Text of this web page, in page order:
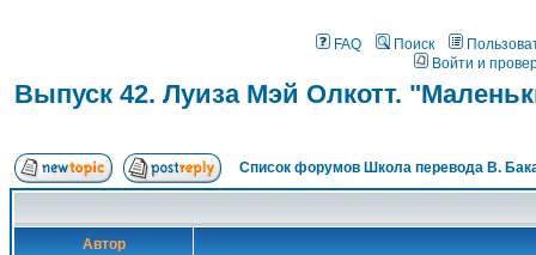
FAQ Поиск
Войти и
Выпуск 42. Луиза Мэй Олкотт.
Список форумов Школа перевода В.
Автор